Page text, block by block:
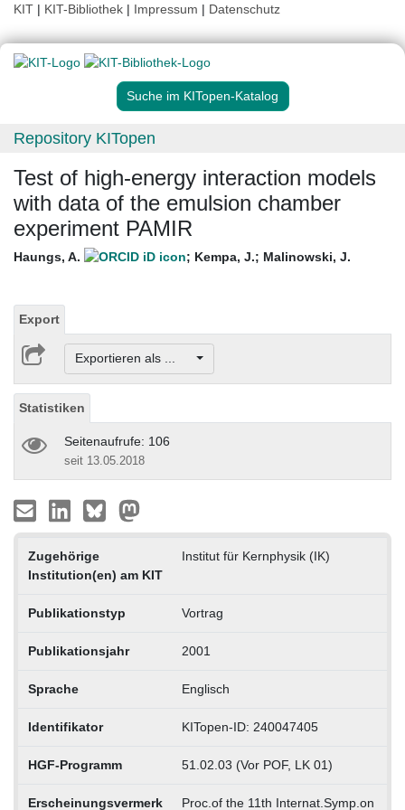
KIT | KIT-Bibliothek | Impressum | Datenschutz
Suche im KITopen-Katalog
Repository KITopen
Test of high-energy interaction models
with data of the emulsion chamber
experiment PAMIR
Haungs, A. ; Kempa, J.; Malinowski, J.
Export
Exportieren als ...
Statistiken
Seitenaufrufe: 106
seit 13.05.2018
Zugehörige
Institution(en) am KIT
Institut für Kernphysik (IK)
Publikationstyp Vortrag
Publikationsjahr 2001
Sprache Englisch
Identifikator KITopen-ID: 240047405
HGF-Programm 51.02.03 (Vor POF, LK 01)
Erscheinungsvermerk Proc.of the 11th Internat.Symp.on